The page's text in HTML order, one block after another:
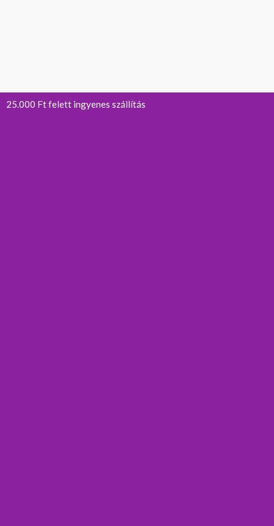
25.000 Ft felett ingyenes szállítás